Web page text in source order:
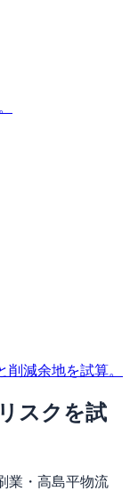
減余地を試算。
スクを試
業・高島平物流